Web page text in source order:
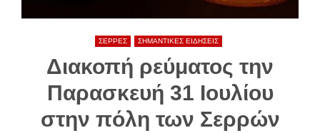
ΣΕΡΡΕΣ ΣΗΜΑΝΤΙΚΕΣ ΕΙΔΗΣΕΙΣ
Διακοπή ρεύματος την
Παρασκευή 31 Ιουλίου
στην πόλη των Σερρών